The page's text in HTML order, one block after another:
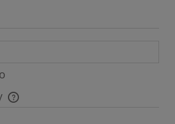
kosztów płatności